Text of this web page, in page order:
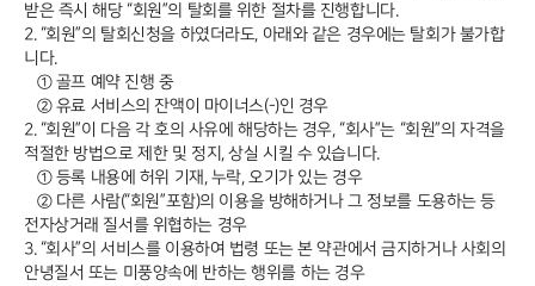
받은 즉시 해당 “회원”의 탈회를 위한 절차를 진행합니다.
2. “회원”의 탈회신청을 하였더라도, 아래와 같은 경우에는 탈회가 불가합
니다.
① 골프 예약 진행 중
② 유료 서비스의 잔액이 마이너스(-)인 경우
2. “회원”이 다음 각 호의 사유에 해당하는 경우, “회사”는 “회원”의 자격을
적절한 방법으로 제한 및 정지, 상실 시킬 수 있습니다.
① 등록 내용에 허위 기재, 누락, 오기가 있는 경우
② 다른 사람(“회원”포함)의 이용을 방해하거나 그 정보를 도용하는 등
전자상거래 질서를 위협하는 경우
3. “회사”의 서비스를 이용하여 법령 또는 본 약관에서 금지하거나 사회의
안녕질서 또는 미풍양속에 반하는 행위를 하는 경우